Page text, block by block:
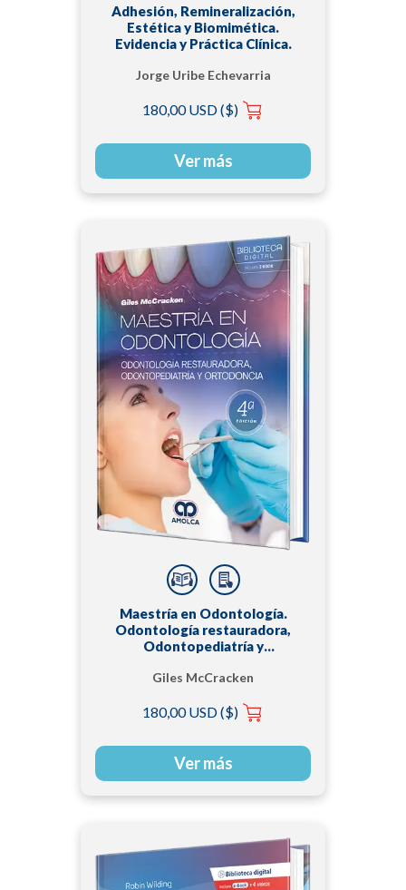
Adhesión, Remineralización,
Estética y Biomimética.
Evidencia y Práctica Clínica.
Jorge Uribe Echevarria
180,00 USD ($)
Ver más
Maestría en Odontología.
Odontología restauradora,
Odontopediatría y
Giles McCracken
180,00 USD ($)
Ver más